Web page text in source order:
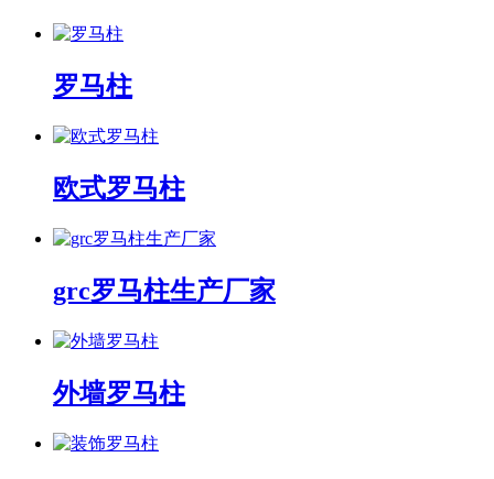
罗马柱
欧式罗马柱
grc罗马柱生产厂家
外墙罗马柱